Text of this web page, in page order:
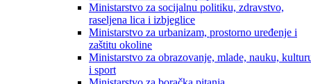
Ministarstvo za privredu
Ministarstvo za pravosuđe, upravu i radne odnose
Ministarstvo za unutrašnje poslove
Ministarstvo za socijalnu politiku, zdravstvo,
raseljena lica i izbjeglice
Ministarstvo za urbanizam, prostorno uređenje i